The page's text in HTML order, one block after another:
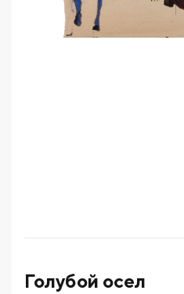
Голубой осел